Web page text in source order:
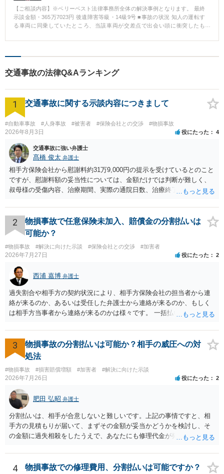
【ご相談内容】※ベリーベスト法律事務所全体の解決事例となります。 最終
示談金額・365万7023円 後遺障害等級・14級9号 ■事故の状況 知人の運転す
る車両に同乗していたところ、当該車両が交差点で出会い頭に衝突したも
ら5カ月間通院したところで相手方保険会社からの治療費の支払いを打ち切ら
院を続けており、症状が残存していたことから、後遺障害の申請をしました
が自賠責保険からは非該当の認定を受けました。 その後、非該当であること
法律事務所では、示談金額を上げるためには、非該当とされた後遺障害の認
定に対して異議申立をするしかないと判断し、異議申立をすることになりま
した。その際、医師に対しては、診断書に通院状況についての追記を依頼
し、また、カルテを取り付けるなどしてHさんの治療状況、症状経過の立証活
動を行いました。その結果、異議申立が認められ、頚部痛について14級9号の
認定を受けることができました。 14級9号の認定を受けることができたた
め、賠償額は大幅に上昇し、約365万円で示談が成立する結果となりました。
交通事故の法律Q&Aランキング
1 交通事故に関する示談内容につきまして
#自動車事故 #人身事故 #被害者 #保険会社との交渉 #物損事故
2026年8月3日 役にたった 4
交通事故に強い弁護士
髙橋 俊太 弁護士
相手方保険会社から慰謝料約31万9,000円の提示を受けているとのこと
ですが、慰謝料額の妥当性については、金額だけでは判断が難しく、
叔母様の受傷内容、治療期間、実際の通院日数、治療終了の経緯、後
確認する必要があります。保険会社から提示される慰謝料額について
は、弁護士が介入することにより増額を検討できる場合がありますの
で、以下の資料・情報を準備した上で、弁護士に個別に相談すること
をお勧めいたします。 ・相手方保険会社から届いている示談金額の提
示書類 ・叔母様の診断名、けがの内容 ・治療開始日及び治療終了日
・入院の有無、通院回数 ・現在も症状が残っているか ・叔母様ご本人
やご家族等が加入している保険に、今回の事故で利用できる弁護士費
用特約が付帯しているか なお、被害者は叔母様ご本人となりますの
で、弁護士が受任する場合には、叔母様ご本人の依頼意思等を確認す
る必要があります。日本語での十分な意思疎通が難しいとのことです
ので、そのあたりのご事情も踏まえて、依頼意思の確認方法等を検討
2
物損事故で任意保険未加入、賠償金の分割払いは
可能か？
#物損事故 #解決に向けた示談 #保険会社との交渉 #加害者
2026年7月27日 役にたった 2
西浦 嘉博 弁護士
過失割合や相手方の契約状況により、相手方保険会社の担当者から連
絡が来るのか、あるいは受任した弁護士から連絡が来るのか、もしく
は相手方当事者から連絡が来るのかは様々です。 一括払いや分割払い
金の支払いにつき、分割払いに合意すれば、和解は可能です。 他方で
合意しなければ和解できないことになります。 今後の見通しを知る為
に、交渉の方向性につき、最寄りの法律事務所で相談だけでもされる
3
物損事故の分割払いは可能か？相手の威圧への対
処法
#物損事故 #損害賠償増額 #加害者 #解決に向けた示談
2026年7月26日 役にたった 2
肥田 弘昭 弁護士
分割払いは、相手が合意しないと難しいです。上記の事情ですと、相
手方の見積もりが届いて、まずその金額が妥当かどうかを検討し、そ
の金額に過失相殺をしたうえで、あなたにも修理代金が発生している
分割払いにしたいとの示談案を提案するのが良いかと思います。威圧
されるのであれば、斡旋、仲裁、民事調停を利用しては如何でしょう
4 物損事故での修理費用、分割払いは可能ですか？